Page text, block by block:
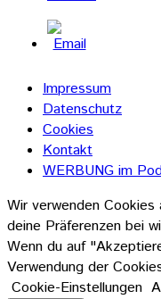
Impressum
Datenschutz
Cookies
Kontakt
WERBUNG im
Wir verwenden
deine Präferenzen bei
Wenn du auf
Verwendung der
Cookie-Einstellungen